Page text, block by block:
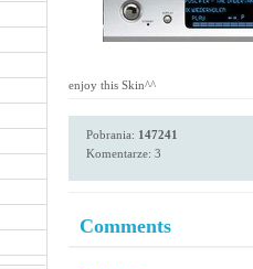
enjoy this Skin^^
Pobrania: 147241
Komentarze: 3
Comments